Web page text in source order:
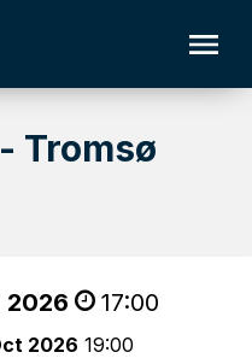
Tromsø
2026 17:00
2026 19:00